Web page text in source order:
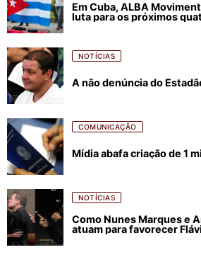
Em Cuba, ALBA
luta para os próximos
NOTÍCIAS
A não denúncia do
COMUNICAÇÃO
Mídia abafa criação de 1
NOTÍCIAS
Como Nunes Marques e
atuam para favorecer